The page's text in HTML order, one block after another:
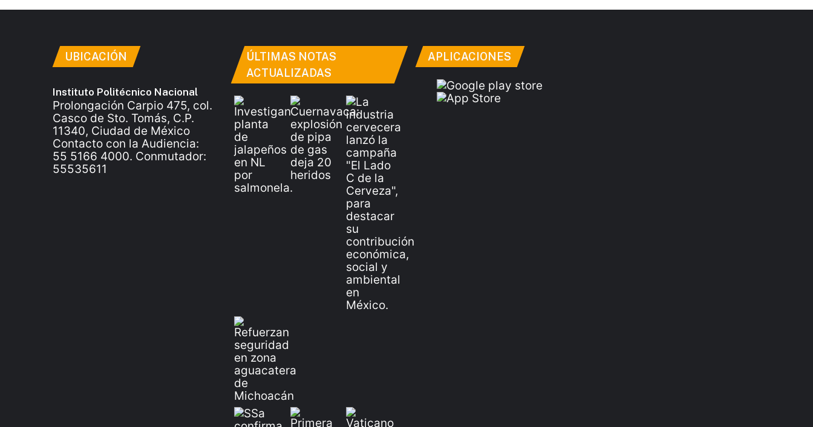
UBICACIÓN
Instituto Politécnico Nacional
Prolongación Carpio 475, col.
Casco de Sto. Tomás, C.P.
11340, Ciudad de México
Contacto con la Audiencia:
55 5166 4000. Conmutador:
55535611
ÚLTIMAS NOTAS
ACTUALIZADAS
APLICACIONES